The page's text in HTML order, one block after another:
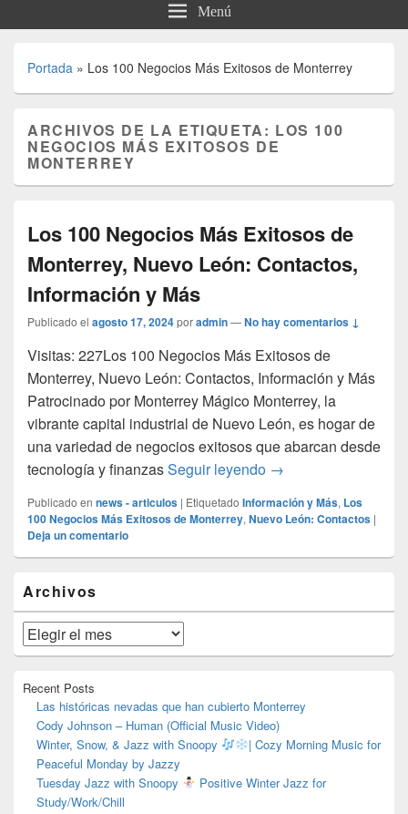
Menú
Portada » Los 100 Negocios Más Exitosos de Monterrey
ARCHIVOS DE LA ETIQUETA: LOS 100
NEGOCIOS MÁS EXITOSOS DE
MONTERREY
Los 100 Negocios Más Exitosos de
Monterrey, Nuevo León: Contactos,
Información y Más
Publicado el agosto 17, 2024poradmin—No hay comentarios ↓
Visitas: 227Los 100 Negocios Más Exitosos de
Monterrey, Nuevo León: Contactos, Información y Más
Patrocinado por Monterrey Mágico Monterrey, la
vibrante capital industrial de Nuevo León, es hogar de
una variedad de negocios exitosos que abarcan desde
tecnología y finanzasSeguir leyendo Los 100 Negocios
→
Publicado en news - articulos | Etiquetado Información y Más, Los
100 Negocios Más Exitosos de Monterrey, Nuevo León: Contactos |
Deja un comentario
área
de
widget
barra
lateral
Archivos
Archivos
Recent Posts
Las históricas nevadas que han cubierto Monterrey
Cody Johnson – Human (Official Music Video)
Winter, Snow, & Jazz with Snoopy
| Cozy Morning Music for
Peaceful Monday by Jazzy
Tuesday Jazz with Snoopy
Positive Winter Jazz for
Study/Work/Chill